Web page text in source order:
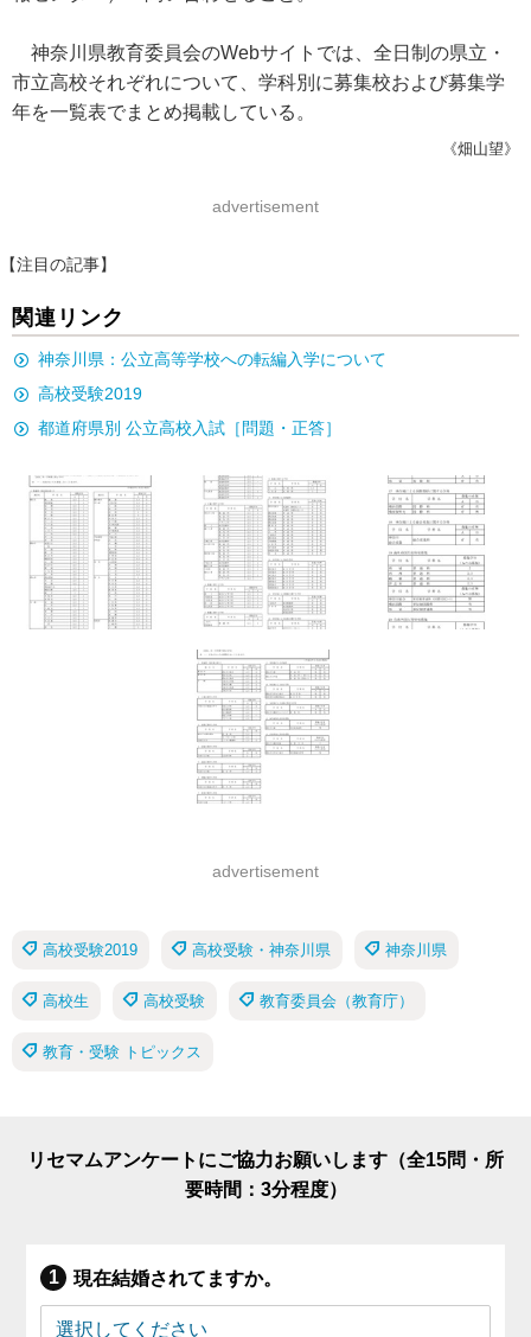
神奈川県教育委員会のWebサイトでは、全日制の県立・
市立高校それぞれについて、学科別に募集校および募集学
年を一覧表でまとめ掲載している。
《畑山望》
advertisement
【注目の記事】
関連リンク
神奈川県：公立高等学校への転編入学について
高校受験2019
都道府県別 公立高校入試［問題・正答］
advertisement
高校受験2019 高校受験・神奈川県 神奈川県
高校生 高校受験 教育委員会（教育庁）
教育・受験 トピックス
リセマムアンケートにご協力お願いします（全15問・所
要時間：3分程度）
現在結婚されてますか。